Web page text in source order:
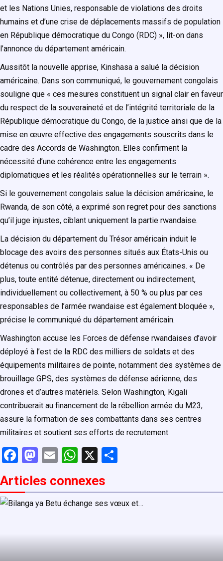
et les Nations Unies, responsable de violations des droits
humains et d’une crise de déplacements massifs de population
en République démocratique du Congo (RDC) », lit-on dans
l’annonce du département américain.
Aussitôt la nouvelle apprise, Kinshasa a salué la décision
américaine. Dans son communiqué, le gouvernement congolais
souligne que « ces mesures constituent un signal clair en faveur
du respect de la souveraineté et de l’intégrité territoriale de la
République démocratique du Congo, de la justice ainsi que de la
mise en œuvre effective des engagements souscrits dans le
cadre des Accords de Washington. Elles confirment la
nécessité d’une cohérence entre les engagements
diplomatiques et les réalités opérationnelles sur le terrain ».
Si le gouvernement congolais salue la décision américaine, le
Rwanda, de son côté, a exprimé son regret pour des sanctions
qu’il juge injustes, ciblant uniquement la partie rwandaise.
La décision du département du Trésor américain induit le
blocage des avoirs des personnes situés aux États-Unis ou
détenus ou contrôlés par des personnes américaines. « De
plus, toute entité détenue, directement ou indirectement,
individuellement ou collectivement, à 50 % ou plus par ces
responsables de l’armée rwandaise est également bloquée »,
précise le communiqué du département américain.
Washington accuse les Forces de défense rwandaises d’avoir
déployé à l’est de la RDC des milliers de soldats et des
équipements militaires de pointe, notamment des systèmes de
brouillage GPS, des systèmes de défense aérienne, des
drones et d’autres matériels. Selon Washington, Kigali
contribuerait au financement de la rébellion armée du M23,
assure la formation de ses combattants dans ses centres
militaires et soutient ses efforts de recrutement.
F
a
ce
b
k
M
st
o
n
E
ail
W
at
s
p
X
ta
g
Articles connexes